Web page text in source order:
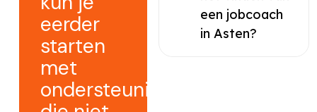
eerder
starten
met
ondersteuning
een jobcoach
in Asten?